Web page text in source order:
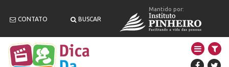
CONTATO BUSCAR
Mantido por: